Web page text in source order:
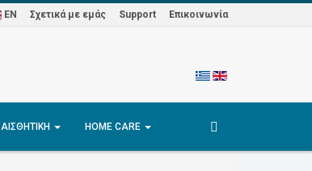
EN Σχετικά με εμάς Support Επικοινωνία
ΑΙΣΘΗΤΙΚΉ HOME CARE